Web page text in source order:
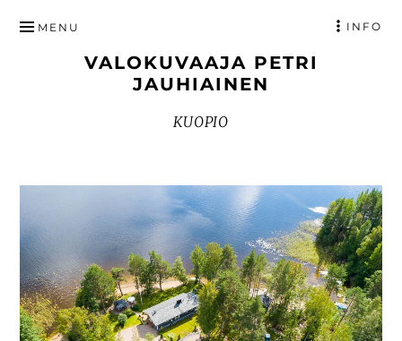
SISÄLTÖÖN
VALOKUVAAJA PETRI
JAUHIAINEN
KUOPIO
MENU INFO